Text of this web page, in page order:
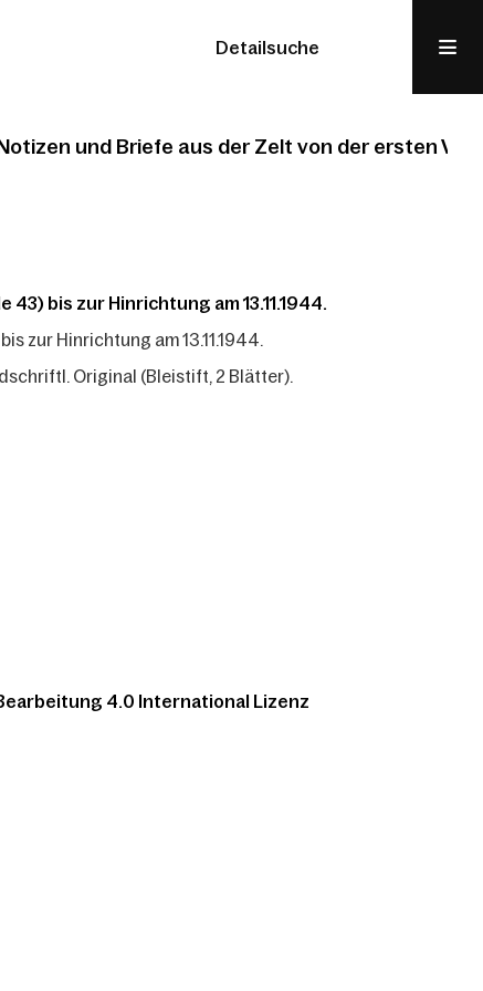
Detailsuche
und Briefe aus der Zelt von der ersten
bis zur Hinrichtung am 13.11.1944.
zur Hinrichtung am 13.11.1944.
Original (Bleistift, 2 Blätter).
4.0 International Lizenz